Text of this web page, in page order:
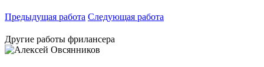
Предыдущая работа Следующая работа
Другие работы фрилансера